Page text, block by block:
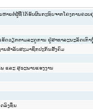
າຍຕໍ່ຜູ້ທີ່ໄດ້ຮັບຜົນກະທົບຈາກໂຄງການຄວບ
ດວຽກຕາມລະດູການ ຢູ່ສາທາລະນະລັດເກົາ
ນສຳລັບສະມາຊິກປະກັນສັງຄົມ
ແລະ ສຸຂະພາບແຮງງານ
ລົງທຶນ